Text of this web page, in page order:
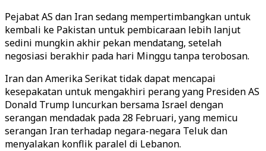
Pejabat AS dan Iran sedang mempertimbangkan untuk
kembali ke Pakistan untuk pembicaraan lebih lanjut
sedini mungkin akhir pekan mendatang, setelah
negosiasi berakhir pada hari Minggu tanpa terobosan.
Iran dan Amerika Serikat tidak dapat mencapai
kesepakatan untuk mengakhiri perang yang Presiden AS
Donald Trump luncurkan bersama Israel dengan
serangan mendadak pada 28 Februari, yang memicu
serangan Iran terhadap negara-negara Teluk dan
menyalakan konflik paralel di Lebanon.